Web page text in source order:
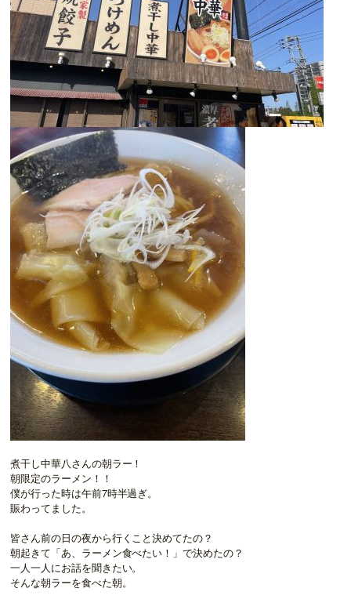
煮干し中華八さんの朝ラー！
朝限定のラーメン！！
僕が行った時は午前7時半過ぎ。
賑わってました。
皆さん前の日の夜から行くこと決めてたの？
朝起きて「あ、ラーメン食べたい！」で決めたの？
一人一人にお話を聞きたい。
そんな朝ラーを食べた朝。